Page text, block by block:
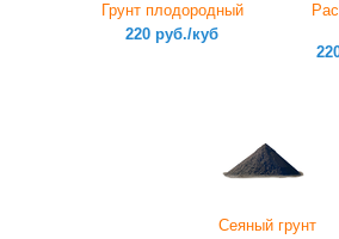
Грунт плодородный
220 руб./куб
Сеяный грунт